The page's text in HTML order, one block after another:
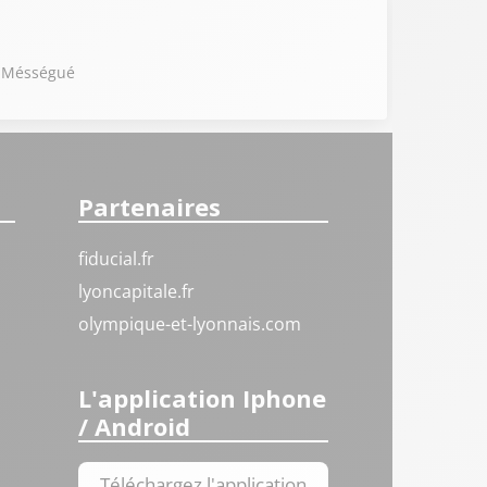
Partenaires
fiducial.fr
lyoncapitale.fr
olympique-et-lyonnais.com
L'application Iphone
/ Android